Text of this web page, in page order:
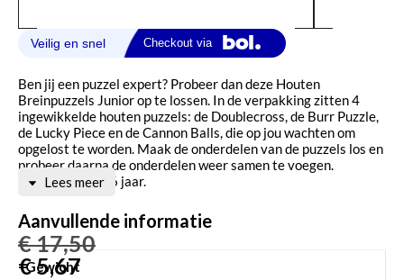
Ben jij een puzzel expert? Probeer dan deze Houten
Breinpuzzels Junior op te lossen. In de verpakking zitten 4
ingewikkelde houten puzzels: de Doublecross, de Burr Puzzle,
de Lucky Piece en de Cannon Balls, die op jou wachten om
opgelost te worden. Maak de onderdelen van de puzzels los en
probeer daarna de onderdelen weer samen te voegen.
Geschikt vanaf 6 jaar.
Aanvullende informatie
Gewicht
Lees meer
€17,50
€5,67